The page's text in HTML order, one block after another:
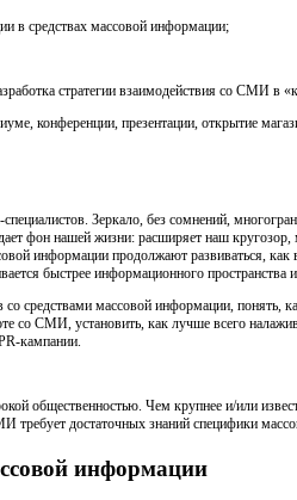
в средствах массовой информации;
стратегии взаимодействия со СМИ в
конференции, презентации, открытие
Зеркало, без сомнений,
фон нашей жизни: расширяет наш
информации продолжают развиваться, как
быстрее информационного пространства
средствами массовой информации, понять,
со СМИ, установить, как лучше всего
кампании.
общественностью. Чем крупнее и/или
требует достаточных знаний специфики
информации